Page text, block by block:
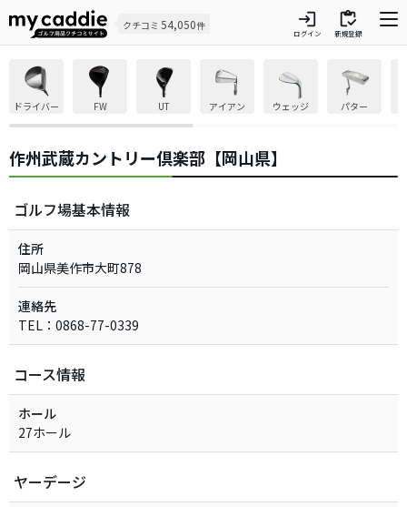
クチコミ 54,050件 login
ログイン
inventory
新規登録
ドライバー FW UT アイアン ウェッジ パター
作州武蔵カントリー倶楽部【岡山県】
ゴルフ場基本情報
住所
岡山県美作市大町878
連絡先
TEL：0868-77-0339
コース情報
ホール
27ホール
ヤーデージ